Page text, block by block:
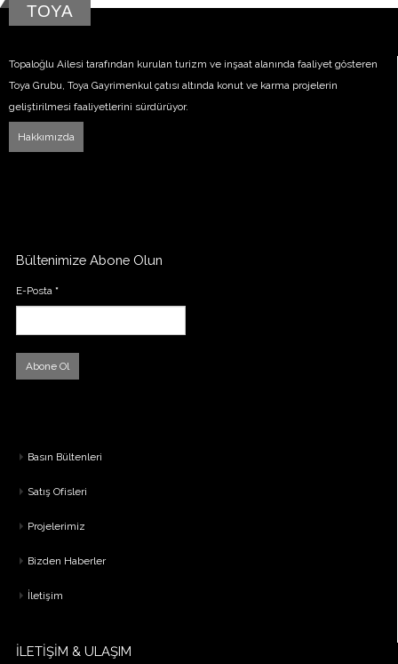
TOYA
Topaloğlu Ailesi tarafından kurulan turizm ve inşaat alanında faaliyet gösteren
Toya Grubu, Toya Gayrimenkul çatısı altında konut ve karma projelerin
geliştirilmesi faaliyetlerini sürdürüyor.
Hakkımızda
Bültenimize Abone Olun
E-Posta *
Basın Bültenleri
Satış Ofisleri
Projelerimiz
Bizden Haberler
İletişim
İLETİŞİM & ULAŞIM